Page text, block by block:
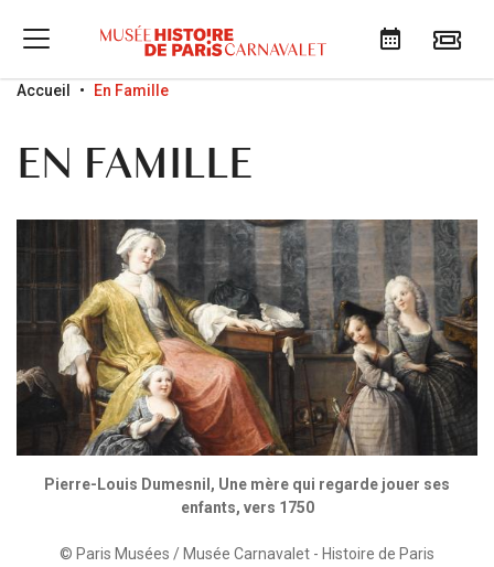
Go to menu
Go to content
Go to search
Accueil En Famille
EN FAMILLE
Pierre-Louis Dumesnil, Une mère qui regarde jouer ses
enfants, vers 1750
© Paris Musées / Musée Carnavalet - Histoire de Paris